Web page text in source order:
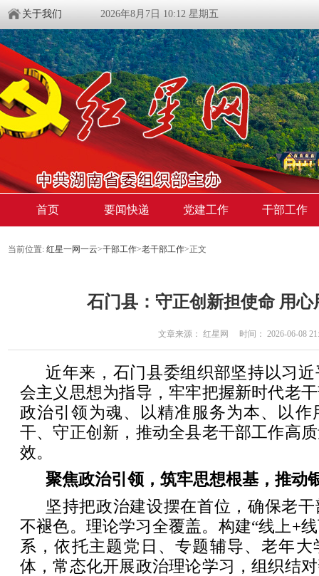
关于我们 2026年8月7日 10:12 星期五
首页 要闻快递 党建工作 干部工作
当前位置: 红星一网一云>干部工作>老干部工作>正文
石门县：守正创新担使命 用心
文章来源： 红星网 时间： 2026-06-08
近年来，石门县委组织部坚持以习
会主义思想为指导，牢牢把握新时代老
政治引领为魂、以精准服务为本、以作
干、守正创新，推动全县老干部工作高
效。
聚焦政治引领，筑牢思想根基，推动
坚持把政治建设摆在首位，确保老
不褪色。理论学习全覆盖。构建“线上+
系，依托主题党日、专题辅导、老年大
体，常态化开展政治理论学习，组织结